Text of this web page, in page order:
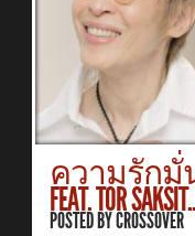
ความรักมั่นคง |
FEAT. TOR
POSTED BYCROSSOVER